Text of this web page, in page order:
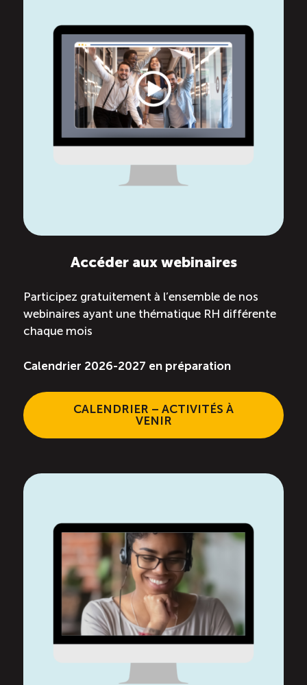
Bilan et reconnaissance des acquis (RAC)
Initiatives
Destination IA: Un franc succès
Diagnostic régional Nord-du-Québec
Valorisation des métiers et carrières en tourisme
Entretien ménager : Évaluation – Pertinence de la
Boomerang – Partage de ressources
Chantier sur la saisonnalité
Devenir membre
Catalogue de formations en ligne
ÉTUDES
EN
TOURISME
INFOLETTRE
Accéder aux webinaires
Participez gratuitement à l’ensemble de nos
webinaires ayant une thématique RH différente
chaque mois
Calendrier 2026-2027 en préparation
CALENDRIER – ACTIVITÉS À
VENIR